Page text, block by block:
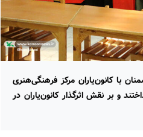
با کانون‌یاران مرکز فرهنگی‌هنری
و بر نقش اثرگذار کانون‌یاران در